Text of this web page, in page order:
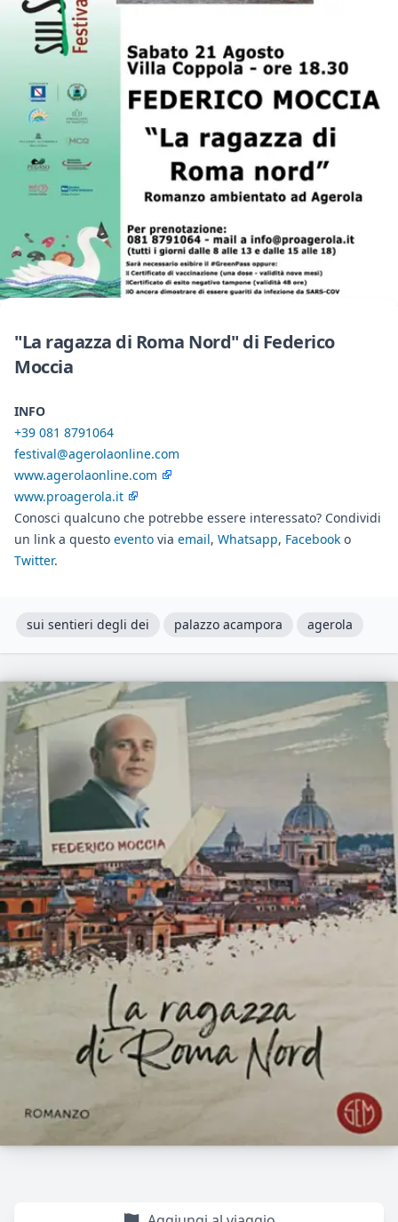
"La ragazza di Roma Nord" di Federico
Moccia
INFO
+39 081 8791064
festival@agerolaonline.com
www.agerolaonline.com
www.proagerola.it
Conosci qualcuno che potrebbe essere interessato? Condividi
un link a questo evento via email, Whatsapp, Facebook o
Twitter.
sui sentieri degli dei palazzo acampora agerola